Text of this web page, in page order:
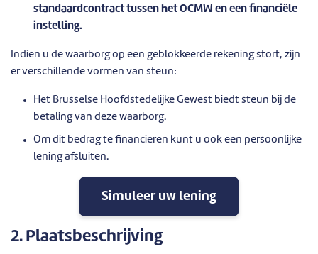
standaardcontract tussen het OCMW en een financiële
instelling.
Indien u de waarborg op een geblokkeerde rekening stort, zijn
er verschillende vormen van steun:
Het Brusselse Hoofdstedelijke Gewest biedt steun bij de
betaling van deze waarborg.
Om dit bedrag te financieren kunt u ook een persoonlijke
lening afsluiten.
Simuleer uw lening
2. Plaatsbeschrijving